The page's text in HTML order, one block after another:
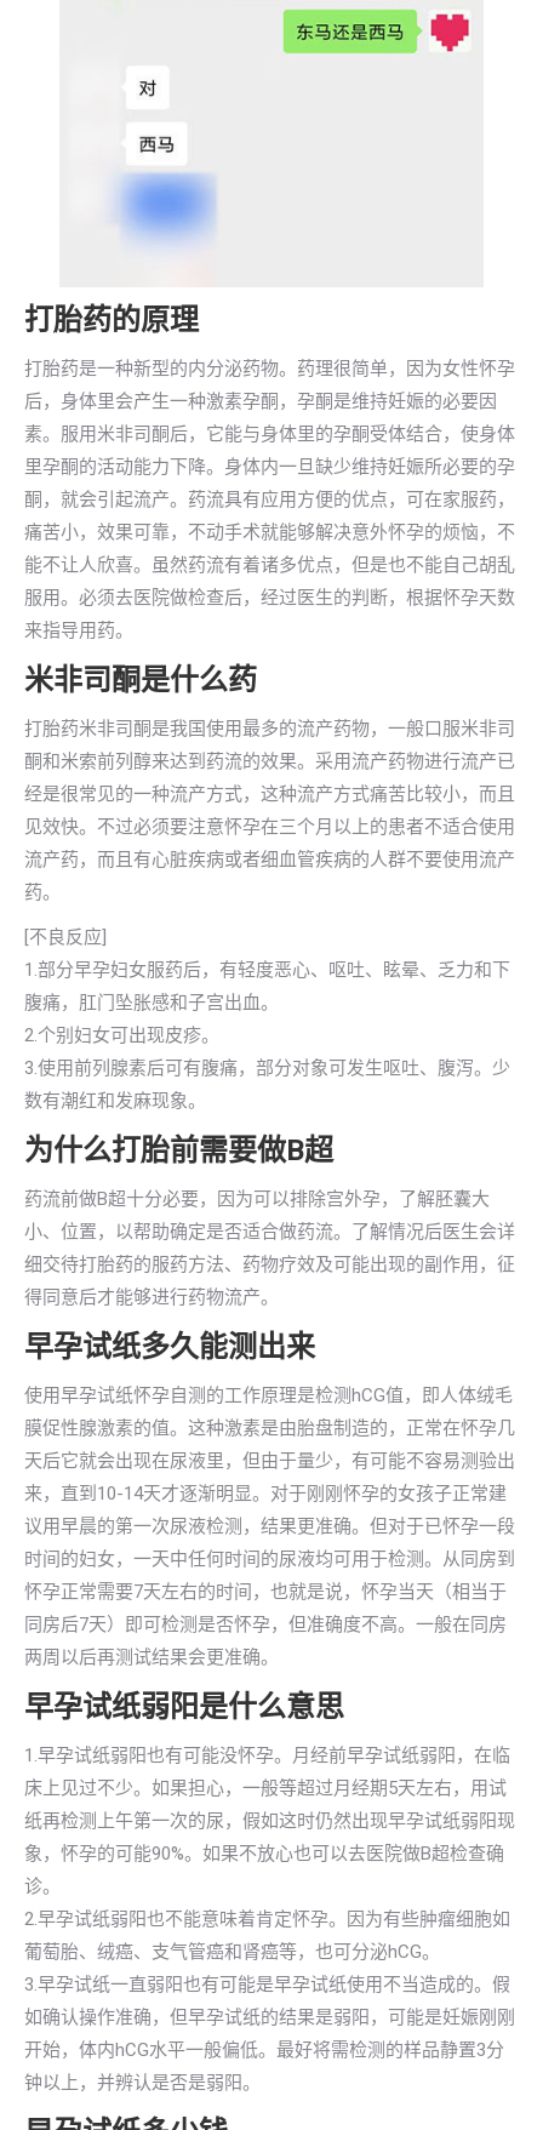
打胎药的原理
打胎药是一种新型的内分泌药物。药理很简单，因为女性怀孕
后，身体里会产生一种激素孕酮，孕酮是维持妊娠的必要因
素。服用米非司酮后，它能与身体里的孕酮受体结合，使身体
里孕酮的活动能力下降。身体内一旦缺少维持妊娠所必要的孕
酮，就会引起流产。药流具有应用方便的优点，可在家服药，
痛苦小，效果可靠，不动手术就能够解决意外怀孕的烦恼，不
能不让人欣喜。虽然药流有着诸多优点，但是也不能自己胡乱
服用。必须去医院做检查后，经过医生的判断，根据怀孕天数
来指导用药。
米非司酮是什么药
打胎药米非司酮是我国使用最多的流产药物，一般口服米非司
酮和米索前列醇来达到药流的效果。采用流产药物进行流产已
经是很常见的一种流产方式，这种流产方式痛苦比较小，而且
见效快。不过必须要注意怀孕在三个月以上的患者不适合使用
流产药，而且有心脏疾病或者细血管疾病的人群不要使用流产
药。
[不良反应]
1.部分早孕妇女服药后，有轻度恶心、呕吐、眩晕、乏力和下
腹痛，肛门坠胀感和子宫出血。
2.个别妇女可出现皮疹。
3.使用前列腺素后可有腹痛，部分对象可发生呕吐、腹泻。少
数有潮红和发麻现象。
为什么打胎前需要做B超
药流前做B超十分必要，因为可以排除宫外孕，了解胚囊大
小、位置，以帮助确定是否适合做药流。了解情况后医生会详
细交待打胎药的服药方法、药物疗效及可能出现的副作用，征
得同意后才能够进行药物流产。
早孕试纸多久能测出来
使用早孕试纸怀孕自测的工作原理是检测hCG值，即人体绒毛
膜促性腺激素的值。这种激素是由胎盘制造的，正常在怀孕几
天后它就会出现在尿液里，但由于量少，有可能不容易测验出
来，直到10-14天才逐渐明显。对于刚刚怀孕的女孩子正常建
议用早晨的第一次尿液检测，结果更准确。但对于已怀孕一段
时间的妇女，一天中任何时间的尿液均可用于检测。从同房到
怀孕正常需要7天左右的时间，也就是说，怀孕当天（相当于
同房后7天）即可检测是否怀孕，但准确度不高。一般在同房
两周以后再测试结果会更准确。
早孕试纸弱阳是什么意思
1.早孕试纸弱阳也有可能没怀孕。月经前早孕试纸弱阳，在临
床上见过不少。如果担心，一般等超过月经期5天左右，用试
纸再检测上午第一次的尿，假如这时仍然出现早孕试纸弱阳现
象，怀孕的可能90%。如果不放心也可以去医院做B超检查确
诊。
2.早孕试纸弱阳也不能意味着肯定怀孕。因为有些肿瘤细胞如
葡萄胎、绒癌、支气管癌和肾癌等，也可分泌hCG。
3.早孕试纸一直弱阳也有可能是早孕试纸使用不当造成的。假
如确认操作准确，但早孕试纸的结果是弱阳，可能是妊娠刚刚
开始，体内hCG水平一般偏低。最好将需检测的样品静置3分
钟以上，并辨认是否是弱阳。